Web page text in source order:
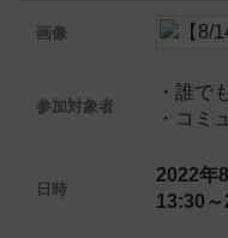
画像
参加対象者
・誰で
・コミ
日時
2022年
13:30